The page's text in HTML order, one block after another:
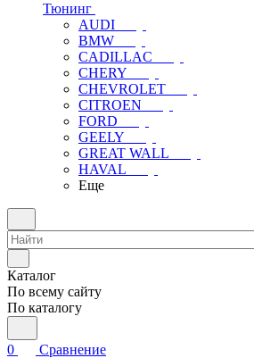
Тюнинг
AUDI
BMW
CADILLAC
CHERY
CHEVROLET
CITROEN
FORD
GEELY
GREAT WALL
HAVAL
Еще
Каталог
По всему сайту
По каталогу
0
Сравнение